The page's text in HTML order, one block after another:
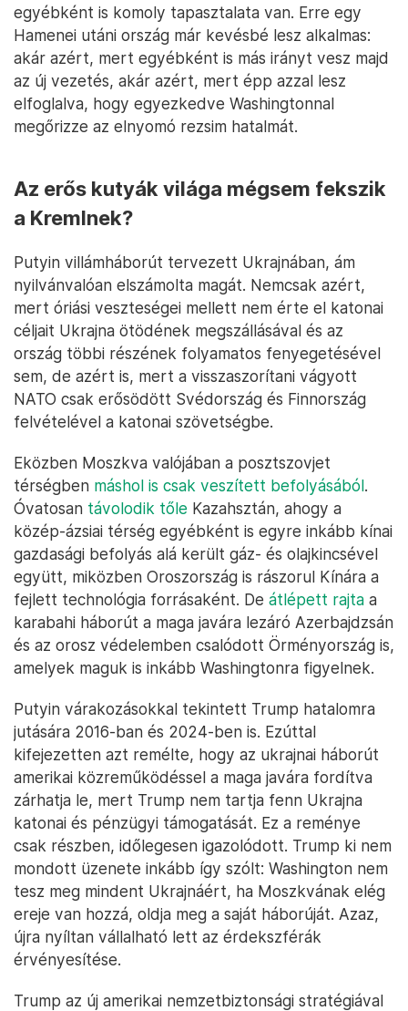
amerikai elnök különmegbízottjának, Steve
Witkoffnak a működése is mutatta, aki a közel-
keleti rendezésért és az orosz kapcsolatokért is
felelt.
Irán sokatsegített abban is, hogy az
szankciók ellenére árnyékflottákon
keresztül vevőt találjon az orosz kőolaj.
egyébként is komoly tapasztalata van. Erre egy
Hamenei utáni ország már kevésbé lesz alkalmas:
akár azért, mert egyébként is más irányt vesz majd
az új vezetés, akár azért, mert épp azzal lesz
elfoglalva, hogy egyezkedve Washingtonnal
megőrizze az elnyomó rezsim hatalmát.
a Kremlnek?
Putyin villámháborút tervezett Ukrajnában, ám
nyilvánvalóan elszámolta magát. Nemcsak azért,
mert óriási veszteségei mellett nem érte el katonai
céljait Ukrajna ötödének megszállásával és az
ország többi részének folyamatos fenyegetésével
sem, de azért is, mert a visszaszorítani vágyott
NATO csak erősödött Svédország és Finnország
felvételével a katonai szövetségbe.
Eközben Moszkva valójában a posztszovjet
térségbenmáshol is csak veszített befolyásából
Óvatosantávolodik tőleKazahsztán, ahogy a
közép-ázsiai térség egyébként is egyre inkább kínai
gazdasági befolyás alá került gáz- és olajkincsével
együtt, miközben Oroszország is rászorul Kínára a
fejlett technológia forrásaként. Deátlépett rajtaa
karabahi háborút a maga javára lezáró Azerbajdzsán
és az orosz védelemben csalódott Örményország is,
amelyek maguk is inkább Washingtonra figyelnek.
Putyin várakozásokkal tekintett Trump hatalomra